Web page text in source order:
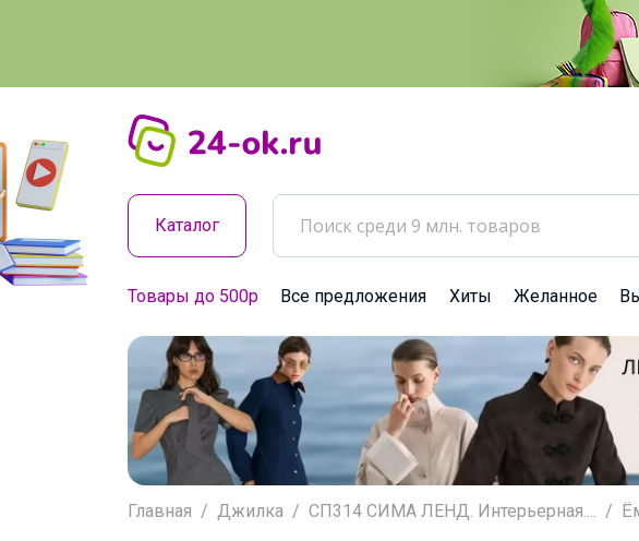
Каталог
Товары до 500р Все предложения Хиты Желанное
Главная Джилка СП314 СИМА ЛЕНД. Интерьерная....